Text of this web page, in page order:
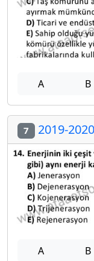
A B
7 2019-
A B